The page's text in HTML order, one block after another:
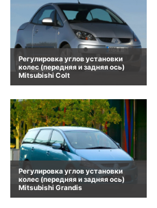
Регулировка углов установки
колес (передняя и задняя ось)
Mitsubishi Colt
Регулировка углов установки
колес (передняя и задняя ось)
Mitsubishi Grandis